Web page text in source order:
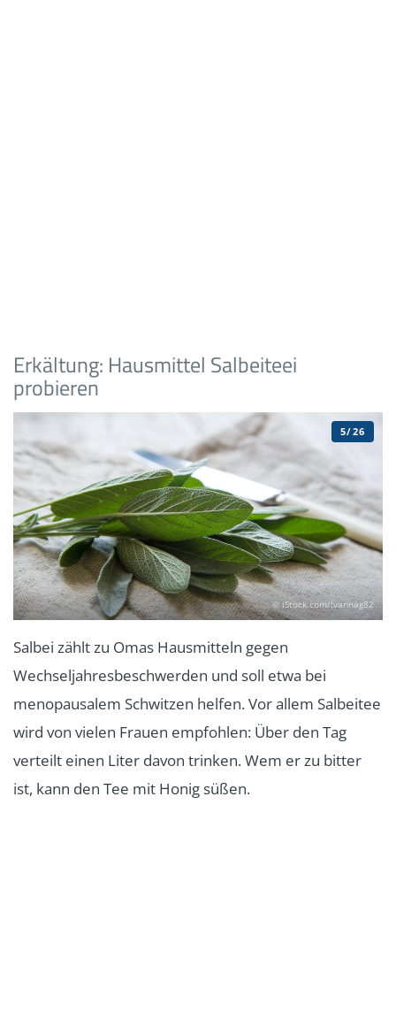
Erkältung: Hausmittel Salbeiteei
probieren
© iStock.com/Ivannag82
5/26
Salbei zählt zu Omas Hausmitteln gegen
Wechseljahresbeschwerden und soll etwa bei
menopausalem Schwitzen helfen. Vor allem Salbeitee
wird von vielen Frauen empfohlen: Über den Tag
verteilt einen Liter davon trinken. Wem er zu bitter
ist, kann den Tee mit Honig süßen.